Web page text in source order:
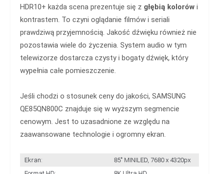
HDR10+ każda scena prezentuje się z głębią kolorów i
kontrastem. To czyni oglądanie filmów i seriali
prawdziwą przyjemnością. Jakość dźwięku również nie
pozostawia wiele do życzenia. System audio w tym
telewizorze dostarcza czysty i bogaty dźwięk, który
wypełnia całe pomieszczenie.
Jeśli chodzi o stosunek ceny do jakości, SAMSUNG
QE85QN800C znajduje się w wyższym segmencie
cenowym. Jest to uzasadnione ze względu na
zaawansowane technologie i ogromny ekran.
Ekran:
85" MINILED, 7680 x 4320px